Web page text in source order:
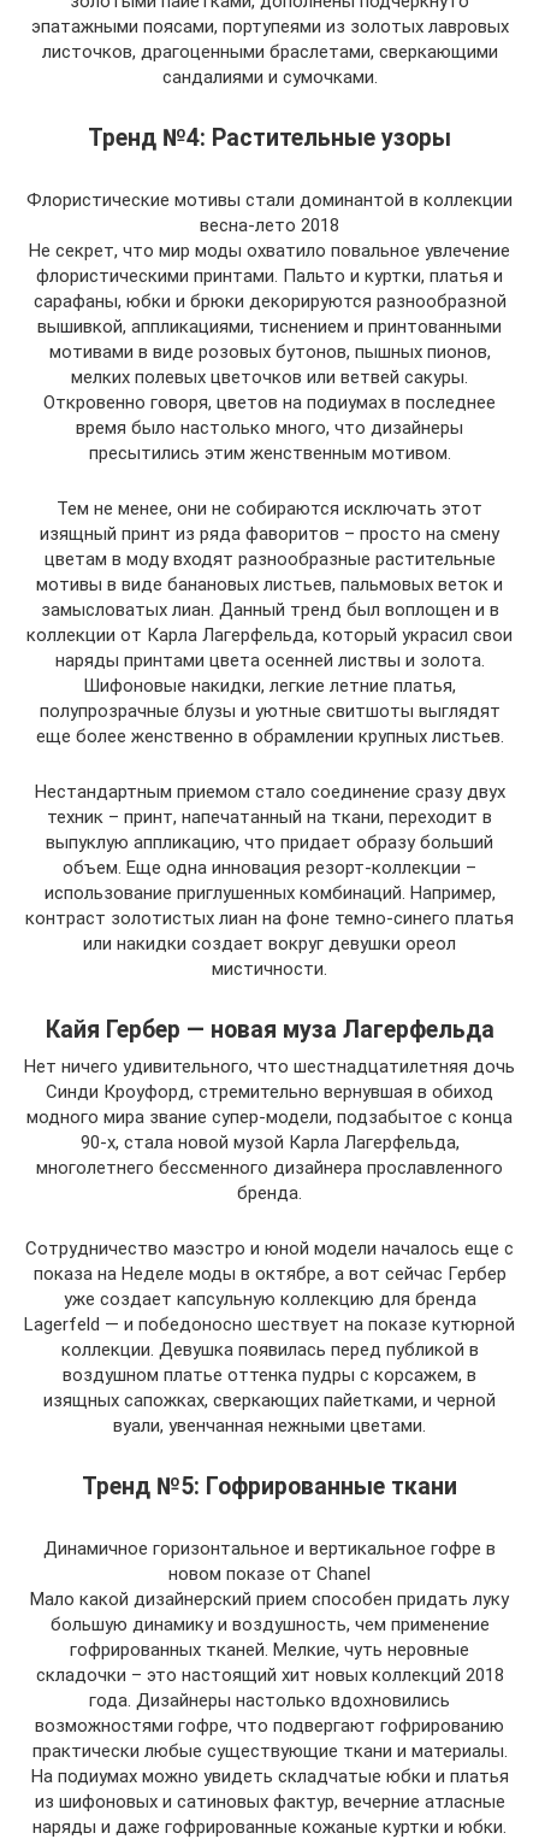
эпатажными поясами, портупеями из золотых лавровых
листочков, драгоценными браслетами, сверкающими
сандалиями и сумочками.
Тренд №4: Растительные узоры
Флористические мотивы стали доминантой в коллекции
весна-лето 2018
Не секрет, что мир моды охватило повальное увлечение
флористическими принтами. Пальто и куртки, платья и
сарафаны, юбки и брюки декорируются разнообразной
вышивкой, аппликациями, тиснением и принтованными
мотивами в виде розовых бутонов, пышных пионов,
мелких полевых цветочков или ветвей сакуры.
Откровенно говоря, цветов на подиумах в последнее
время было настолько много, что дизайнеры
пресытились этим женственным мотивом.
Тем не менее, они не собираются исключать этот
изящный принт из ряда фаворитов – просто на смену
цветам в моду входят разнообразные растительные
мотивы в виде банановых листьев, пальмовых веток и
замысловатых лиан. Данный тренд был воплощен и в
коллекции от Карла Лагерфельда, который украсил свои
наряды принтами цвета осенней листвы и золота.
Шифоновые накидки, легкие летние платья,
полупрозрачные блузы и уютные свитшоты выглядят
еще более женственно в обрамлении крупных листьев.
Нестандартным приемом стало соединение сразу двух
техник – принт, напечатанный на ткани, переходит в
выпуклую аппликацию, что придает образу больший
объем. Еще одна инновация резорт-коллекции –
использование приглушенных комбинаций. Например,
контраст золотистых лиан на фоне темно-синего платья
или накидки создает вокруг девушки ореол
мистичности.
Кайя Гербер — новая муза Лагерфельда
Нет ничего удивительного, что шестнадцатилетняя дочь
Синди Кроуфорд, стремительно вернувшая в обиход
модного мира звание супер-модели, подзабытое с конца
90-х, стала новой музой Карла Лагерфельда,
многолетнего бессменного дизайнера прославленного
бренда.
Сотрудничество маэстро и юной модели началось еще с
показа на Неделе моды в октябре, а вот сейчас Гербер
уже создает капсульную коллекцию для бренда
Lagerfeld — и победоносно шествует на показе кутюрной
коллекции. Девушка появилась перед публикой в
воздушном платье оттенка пудры с корсажем, в
изящных сапожках, сверкающих пайетками, и черной
вуали, увенчанная нежными цветами.
Тренд №5: Гофрированные ткани
Динамичное горизонтальное и вертикальное гофре в
новом показе от Chanel
Мало какой дизайнерский прием способен придать луку
большую динамику и воздушность, чем применение
гофрированных тканей. Мелкие, чуть неровные
складочки – это настоящий хит новых коллекций 2018
года. Дизайнеры настолько вдохновились
возможностями гофре, что подвергают гофрированию
практически любые существующие ткани и материалы.
На подиумах можно увидеть складчатые юбки и платья
из шифоновых и сатиновых фактур, вечерние атласные
наряды и даже гофрированные кожаные куртки и юбки.